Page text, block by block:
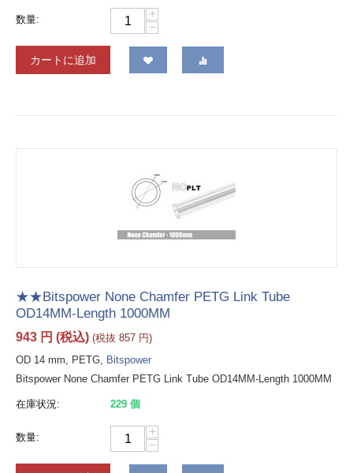
数量:
+
−
カートに追加
★★Bitspower None Chamfer PETG Link Tube
OD14MM-Length 1000MM
943 円 (税込) (税抜 857 円)
OD 14 mm, PETG, Bitspower
Bitspower None Chamfer PETG Link Tube OD14MM-Length 1000MM
在庫状況: 229 個
数量:
+
−